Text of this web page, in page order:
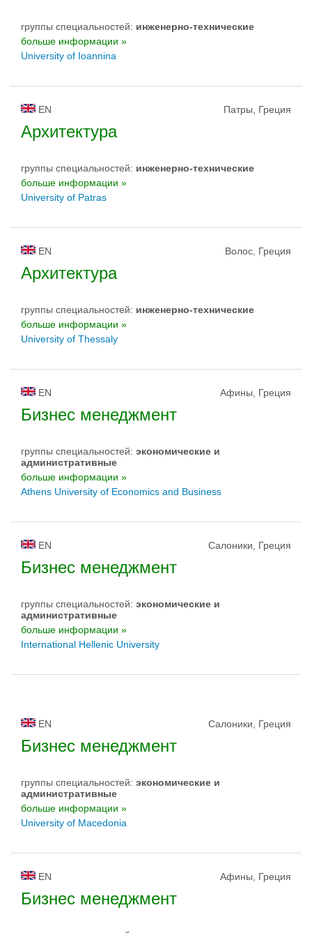
группы специальностей: инженерно-техническиe
больше информации »
University of Ioannina
EN Патры, Греция
Архитектура
группы специальностей: инженерно-техническиe
больше информации »
University of Patras
EN Волос, Греция
Архитектура
группы специальностей: инженерно-техническиe
больше информации »
University of Thessaly
EN Афины, Греция
Бизнес менеджмент
группы специальностей: экономические и
административные
больше информации »
Athens University of Economics and Business
EN Салоники, Греция
Бизнес менеджмент
группы специальностей: экономические и
административные
больше информации »
International Hellenic University
EN Салоники, Греция
Бизнес менеджмент
группы специальностей: экономические и
административные
больше информации »
University of Macedonia
EN Афины, Греция
Бизнес менеджмент